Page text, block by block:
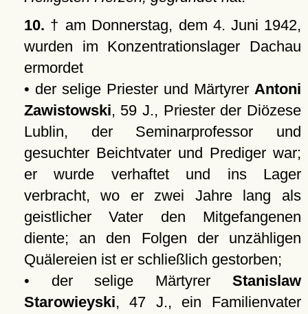
10. † am Donnerstag, dem 4. Juni 1942,
wurden im Konzentrationslager Dachau
ermordet
• der selige Priester und Märtyrer Antoni
Zawistowski, 59 J., Priester der Diözese
Lublin, der Seminarprofessor und
gesuchter Beichtvater und Prediger war;
er wurde verhaftet und ins Lager
verbracht, wo er zwei Jahre lang als
geistlicher Vater den Mitgefangenen
diente; an den Folgen der unzähligen
Quälereien ist er schließlich gestorben;
• der selige Märtyrer Stanislaw
Starowieyski, 47 J., ein Familienvater